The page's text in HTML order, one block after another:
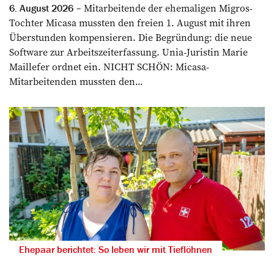
6. August 2026
Mitarbeitende der ehemaligen Migros-
Tochter Micasa mussten den freien 1. August mit ihren
Überstunden kompensieren. Die Begründung: die neue
Software zur Arbeitszeiterfassung. Unia-Juristin Marie
Maillefer ordnet ein. NICHT SCHÖN: Micasa-
Mitarbeitenden mussten den...
Ehepaar berichtet: So leben wir mit Tieflöhnen